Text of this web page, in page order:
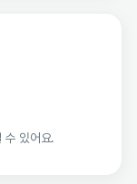
수 있어요.